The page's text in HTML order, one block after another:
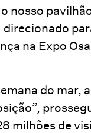
nosso
na Expo
do mar,
milhões de